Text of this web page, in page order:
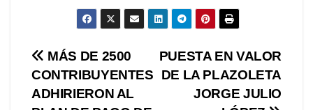
Navegación
de
PUESTA EN VALOR
DE LA PLAZOLETA
JORGE JULIO
MÁS DE 2500
CONTRIBUYENTES
ADHIRIERON AL